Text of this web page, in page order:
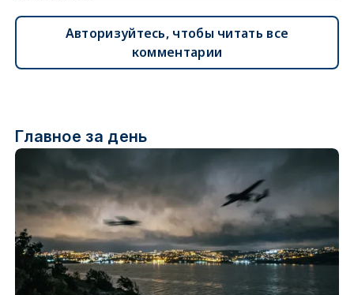
Авторизуйтесь, чтобы читать все
комментарии
Главное за день